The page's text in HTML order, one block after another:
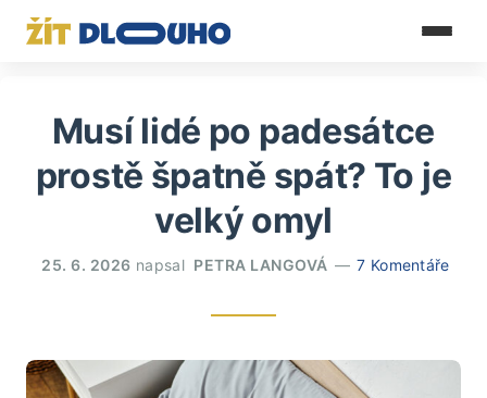
Musí lidé po padesátce
prostě špatně spát? To je
velký omyl
25. 6. 2026 napsal PETRA LANGOVÁ 7 Komentáře